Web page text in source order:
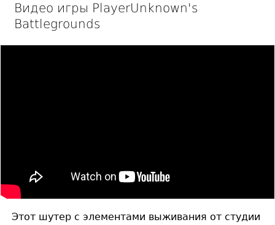
Видео игры PlayerUnknown's
Battlegrounds
Этот шутер с элементами выживания от студии